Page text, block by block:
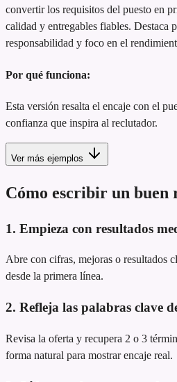
convertir los requisitos del puesto en
calidad y entregables fiables. Destaca
responsabilidad y foco en el
Por qué funciona:
Esta versión resalta el encaje con el
confianza que inspira al reclutador.
Ver más ejemplos
Cómo escribir un buen
1. Empieza con resultados
Abre con cifras, mejoras o resultados
desde la primera línea.
2. Refleja las palabras clave
Revisa la oferta y recupera 2 o 3
forma natural para mostrar encaje real.